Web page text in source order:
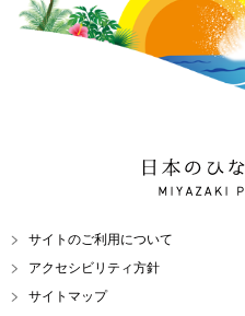
日本のひなた
MIYAZAKI
サイトのご利用について
アクセシビリティ方針
サイトマップ